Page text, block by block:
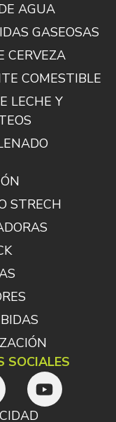
AGUA
GASEOSAS
CERVEZA
COMESTIBLE
LECHE Y
STRECH
SOCIALES